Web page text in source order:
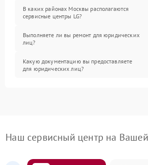
В каких районах Москвы располагаются
сервисные центры LG?
Выполняете ли вы ремонт для юридических
лиц?
Какую документацию вы предоставляете
для юридических лиц?
Наш сервисный центр на